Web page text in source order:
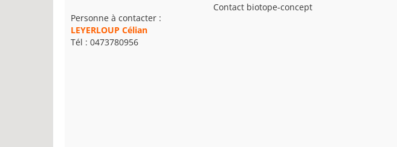
Personne à contacter :
LEYERLOUP Célian
Tél : 0473780956
Contact biotope-concept